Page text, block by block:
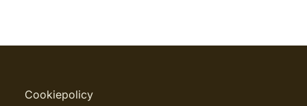
Cookiepolicy